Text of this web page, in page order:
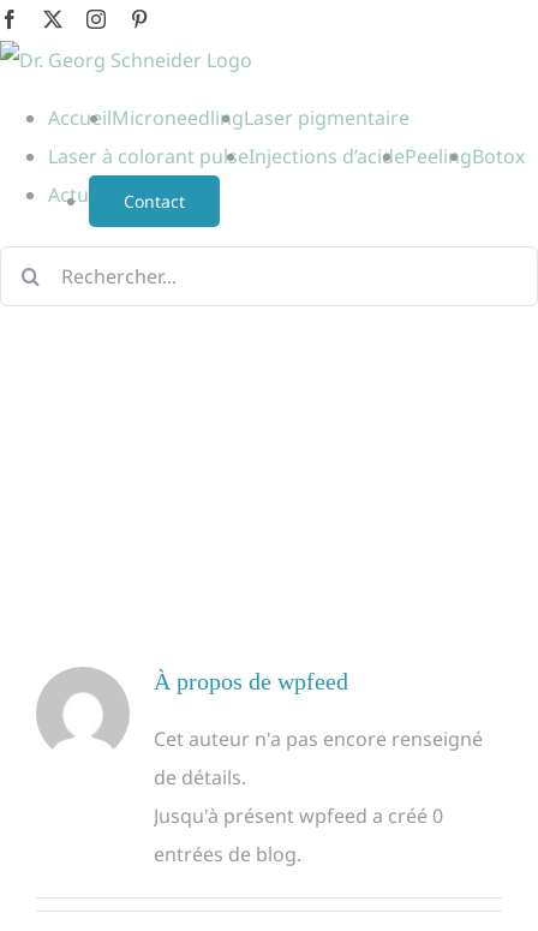
Passer
au
Facebook Instagram
AccueilMicroneedlingLaser pigmentaire
Laser à colorant pulseInjections d’acidePeelingBotox
Actu
Contact
Rechercher:
À propos de wpfeed
Cet auteur n'a pas encore renseigné
de détails.
Jusqu'à présent wpfeed a créé 0
entrées de blog.